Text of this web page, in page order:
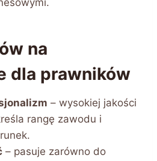
na
dla prawników
– wysokiej jakości
rangę zawodu i
– pasuje zarówno do